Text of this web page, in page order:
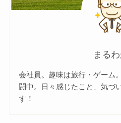
まる
会社員。趣味は旅行・ゲーム
闘中。日々感じたこと、気づ
す！